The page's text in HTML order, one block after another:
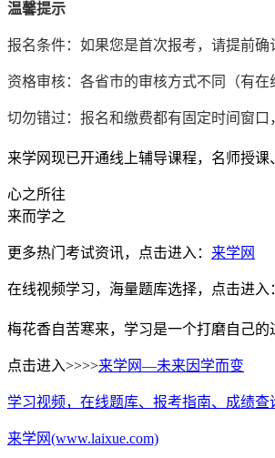
温馨提示
报名条件：如果您是首次报考，请提前
资格审核：各省市的审核方式不同（有
切勿错过：报名和缴费都有固定时间窗口
来学网现已开通线上辅导课程，名师授
心之所往
来而学之
更多热门考试资讯，点击进入： 来学网
在线视频学习，海量题库选择，点击进入
梅花香自苦寒来，学习是一个打磨自己的
点击进入>>>>来学网—未来因学而变
学习视频，在线题库、报考指南、成绩查
来学网(www.laixue.com)